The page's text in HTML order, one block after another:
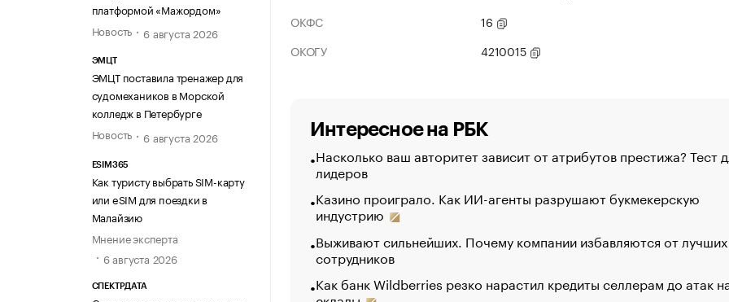
платформой «Мажордом»
Новость
6 августа 2026
ЭМЦТ
ЭМЦТ поставила тренажер для
судомехаников в Морской
колледж в Петербурге
Новость
6 августа 2026
ESIM365
Как туристу выбрать SIM-карту
или eSIM для поездки в
Малайзию
Мнение эксперта
6 августа 2026
СПЕКТРДАТА
ОКФС
16
ОКОГУ
4210015
Интересное на РБК
Насколько ваш авторитет зависит от атрибутов престижа? Тест
лидеров
Казино проиграло. Как ИИ-агенты разрушают букмекерскую
индустрию
Выживают сильнейших. Почему компании избавляются от лучших
сотрудников
Как банк Wildberries резко нарастил кредиты селлерам до атак